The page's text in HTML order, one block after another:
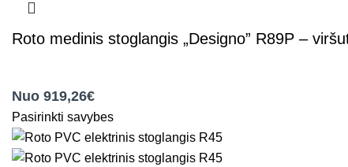
Roto medinis stoglangis „Designo” R89P –
Nuo 919,26€
Pasirinkti savybes